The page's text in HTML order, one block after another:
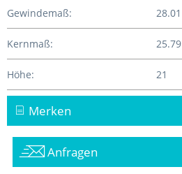
Gewindemaß: 28.01
Kernmaß: 25.79
Höhe: 21
Merken
Anfragen